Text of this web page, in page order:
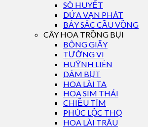
SÒ HUYẾT
DỨA VẠN PHÁT
BẢY SẮC CẦU VỒNG
CÂY HOA TRỒNG BỤI
BÔNG GIẤY
TƯỜNG VI
HUỲNH LIÊN
DÂM BỤT
HOA LÀI TA
HOA SIM THÁI
CHIỀU TÍM
PHÚC LỘC THỌ
HOA LÀI TRÂU